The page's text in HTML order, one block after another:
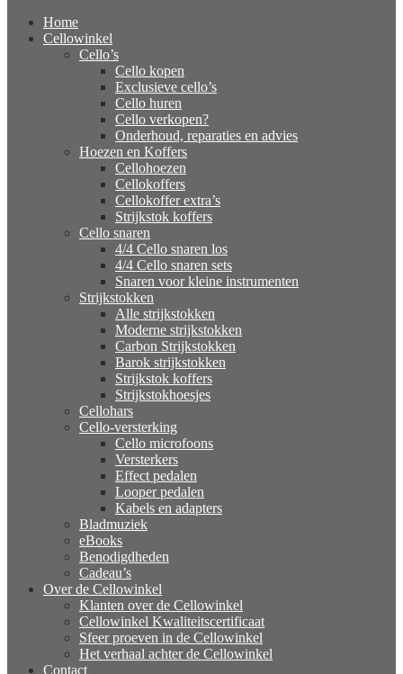
Home
Cellowinkel
Cello’s
Cello kopen
Exclusieve cello’s
Cello huren
Cello verkopen?
Onderhoud, reparaties en advies
Hoezen en Koffers
Cellohoezen
Cellokoffers
Cellokoffer extra’s
Strijkstok koffers
Cello snaren
4/4 Cello snaren los
4/4 Cello snaren sets
Snaren voor kleine instrumenten
Strijkstokken
Alle strijkstokken
Moderne strijkstokken
Carbon Strijkstokken
Barok strijkstokken
Strijkstok koffers
Strijkstokhoesjes
Cellohars
Cello-versterking
Cello microfoons
Versterkers
Effect pedalen
Looper pedalen
Kabels en adapters
Bladmuziek
eBooks
Benodigdheden
Cadeau’s
Over de Cellowinkel
Klanten over de Cellowinkel
Cellowinkel Kwaliteitscertificaat
Sfeer proeven in de Cellowinkel
Het verhaal achter de Cellowinkel
Contact